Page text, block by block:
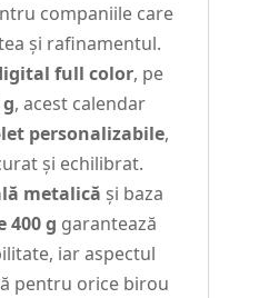
companiile care
și rafinamentul.
full color, pe
, acest calendar
personalizabile,
și echilibrat.
metalică și baza
400 g garantează
iar aspectul
pentru orice birou